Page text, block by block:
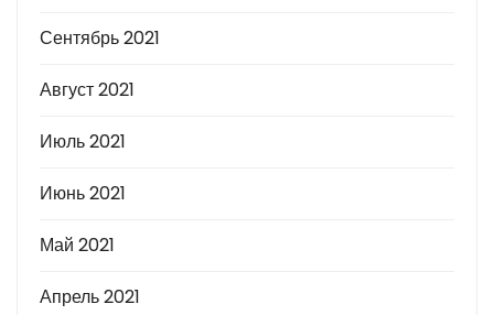
Сентябрь 2021
Август 2021
Июль 2021
Июнь 2021
Май 2021
Апрель 2021